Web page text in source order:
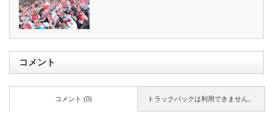
コメント
トラックバックは利用できません。
コメント (0)